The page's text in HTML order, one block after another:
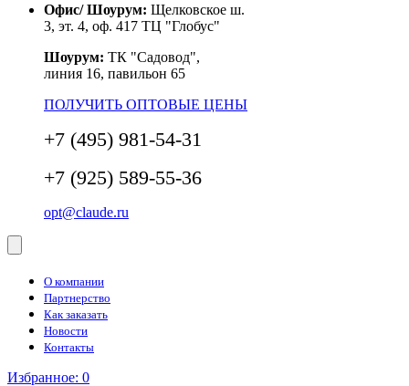
Офис/ Шоурум: Щелковское ш.
3, эт. 4, оф. 417 ТЦ "Глобус"
Шоурум: ТК "Садовод",
линия 16, павильон 65
ПОЛУЧИТЬ ОПТОВЫЕ ЦЕНЫ
+7 (495) 981-54-31
+7 (925) 589-55-36
opt@claude.ru
О компании
Партнерство
Как заказать
Новости
Контакты
Избранное: 0